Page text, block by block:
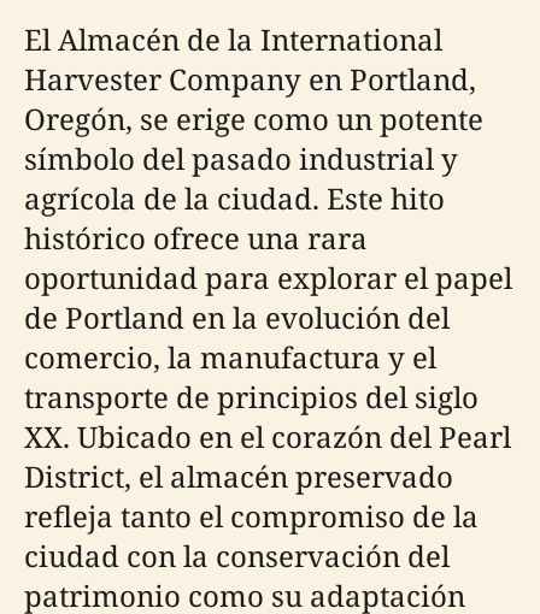
El Almacén de la International
Harvester Company en Portland,
Oregón, se erige como un potente
símbolo del pasado industrial y
agrícola de la ciudad. Este hito
histórico ofrece una rara
oportunidad para explorar el papel
de Portland en la evolución del
comercio, la manufactura y el
transporte de principios del siglo
XX. Ubicado en el corazón del Pearl
District, el almacén preservado
refleja tanto el compromiso de la
ciudad con la conservación del
patrimonio como su adaptación